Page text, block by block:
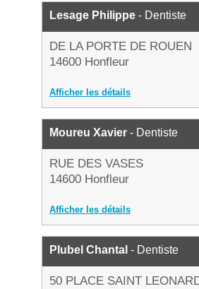
Lesage Philippe - Dentiste
DE LA PORTE DE ROUEN
14600 Honfleur
Afficher les détails
Moureu Xavier - Dentiste
RUE DES VASES
14600 Honfleur
Afficher les détails
Plubel Chantal - Dentiste
50 PLACE SAINT